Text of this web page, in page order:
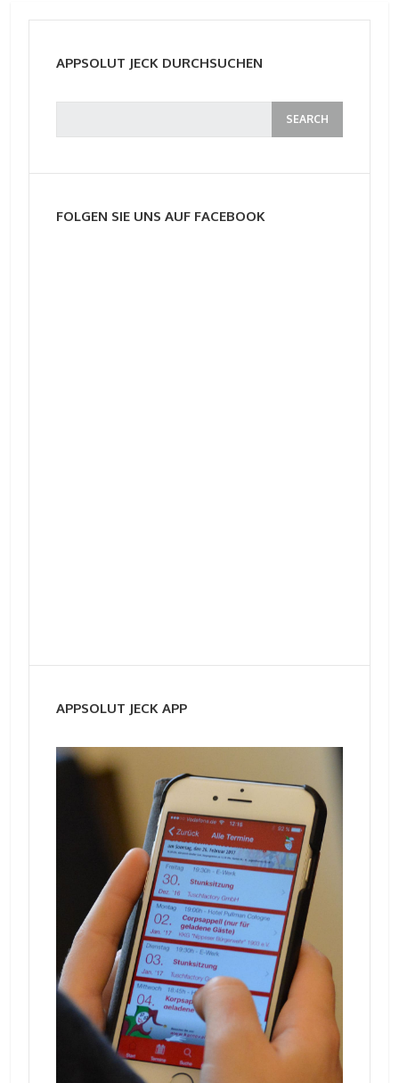
APPSOLUT JECK DURCHSUCHEN
FOLGEN SIE UNS AUF FACEBOOK
APPSOLUT JECK APP